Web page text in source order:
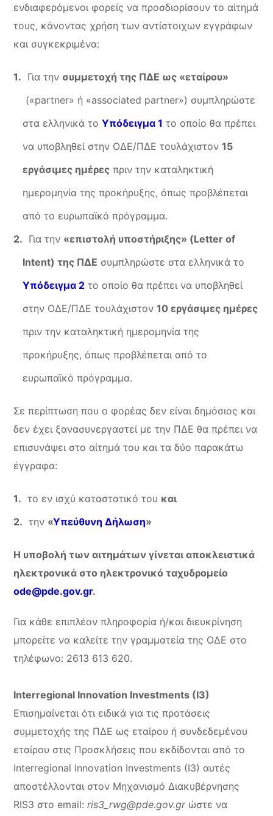
ενδιαφερόμενοι φορείς να προσδιορίσουν το αίτημά
τους, κάνοντας χρήση των αντίστοιχων εγγράφων
και συγκεκριμένα:
Για την συμμετοχή της ΠΔΕ ως «εταίρου»
(«partner» ή «associated partner») συμπληρώστε
στα ελληνικά το Υπόδειγμα 1 το οποίο θα πρέπει
να υποβληθεί στην ΟΔΕ/ΠΔΕ τουλάχιστον 15
εργάσιμες ημέρεςπριν την καταληκτική
ημερομηνία της προκήρυξης, όπως προβλέπεται
από το ευρωπαϊκό πρόγραμμα.
Για την «επιστολή υποστήριξης» (Letterof
Intent) της ΠΔΕ συμπληρώστε στα ελληνικά το
Υπόδειγμα 2το οποίο θα πρέπει να υποβληθεί
στην ΟΔΕ/ΠΔΕ τουλάχιστον 10 εργάσιμες ημέρες
πριν την καταληκτική ημερομηνία της
προκήρυξης, όπως προβλέπεται από το
ευρωπαϊκό πρόγραμμα.
Σε περίπτωση που ο φορέας δεν είναι δημόσιος και
δεν έχει ξανασυνεργαστεί με την ΠΔΕ θα πρέπει να
επισυνάψει στο αίτημά του και τα δύο παρακάτω
έγγραφα:
το εν ισχύ καταστατικό του και
την «Υπεύθυνη Δήλωση»
Η υποβολή των αιτημάτων γίνεται αποκλειστικά
ηλεκτρονικά στο ηλεκτρονικό ταχυδρομείο
ode@pde.gov.gr.
Για κάθε επιπλέον πληροφορία ή/και διευκρίνηση
μπορείτε να καλείτε την γραμματεία της ΟΔΕ στο
τηλέφωνο: 2613 613 620.
Interregional Innovation Investments (I3)
Επισημαίνεται ότι ειδικά για τις προτάσεις
συμμετοχής της ΠΔΕ ως εταίρου ή συνδεδεμένου
εταίρου στις Προσκλήσεις που εκδίδονται από το
Interregional Innovation Investments (I3) αυτές
αποστέλλονται στον Μηχανισμό Διακυβέρνησης
RIS3 στο email:ris3_rwg@pde.gov.grώστε να